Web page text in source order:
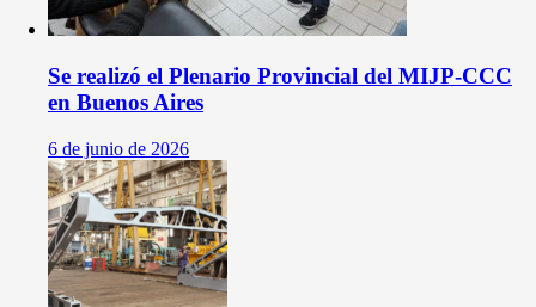
Se realizó el Plenario Provincial del MIJP-CCC
en Buenos Aires
6 de junio de 2026